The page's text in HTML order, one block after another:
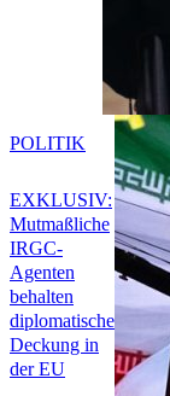
EXKLUSIV:
Mutmaßliche
IRGC-
Agenten
behalten
diplomatische
Deckung in
der EU
POLITIK